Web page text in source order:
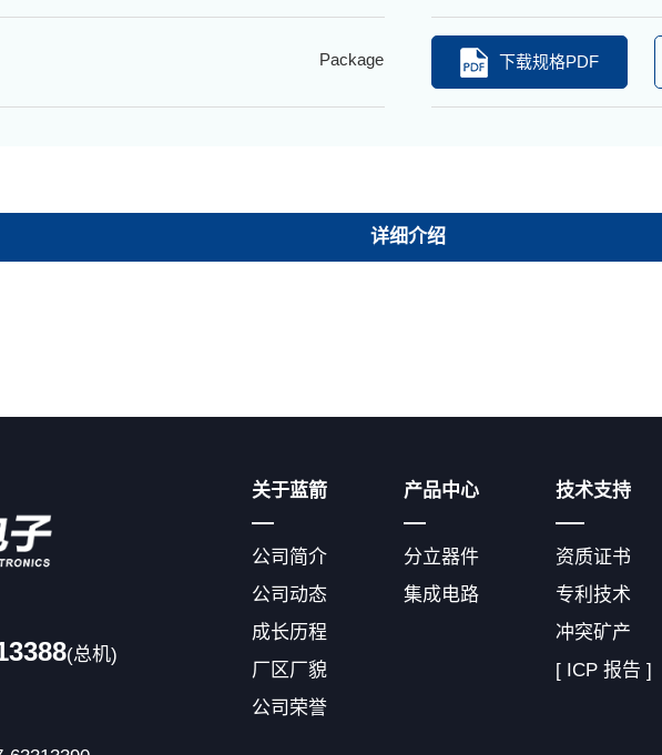
Package 下载规格PDF
详细介绍
(总机)
关于蓝箭
公司简介
公司动态
成长历程
厂区厂貌
公司荣誉
产品中心
分立器件
集成电路
技术支持
资质证书
专利技术
冲突矿产
[ ICP 报告 ]